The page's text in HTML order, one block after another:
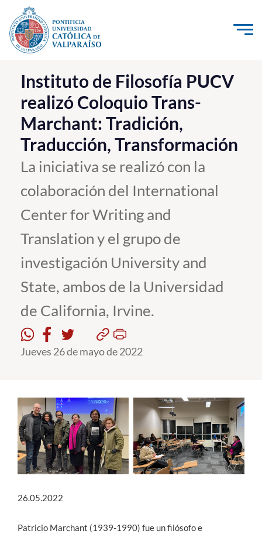
Click acá para ir directamente al contenido
La Universidad
Investigación, Creación e Innovación
PUCV Internacional
Vinculación con el Medio
Admisión
Pregrado
Postgrado
Formación Continua
Estudiantes
Académicos
Funcionarios
English
Instituto de Filosofía PUCV
realizó Coloquio Trans-
Marchant: Tradición,
Traducción, Transformación
La iniciativa se realizó con la
colaboración del International
Center for Writing and
Translation y el grupo de
investigación University and
State, ambos de la Universidad
de California, Irvine.
Jueves 26 de mayo de 2022
26.05.2022
Patricio Marchant (1939-1990) fue un filósofo e